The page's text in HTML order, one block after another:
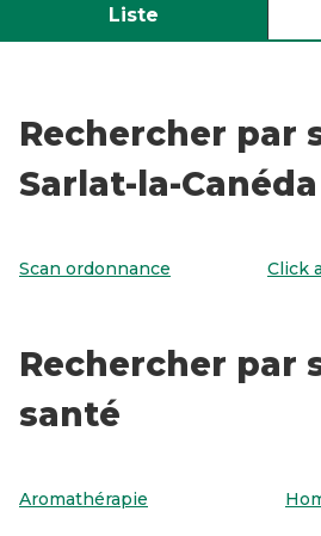
Liste
Rechercher par
Sarlat-la-Canéda
Scan ordonnance Click
Rechercher par
santé
Aromathérapie